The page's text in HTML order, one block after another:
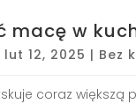
macę w
lut 12, 2025 | Bez
coraz